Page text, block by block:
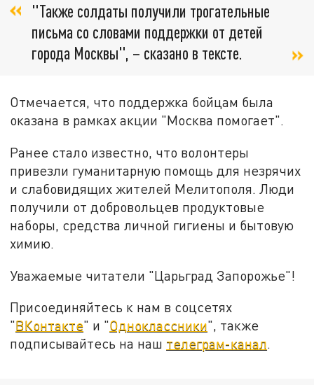
"Также солдаты получили трогательные
письма со словами поддержки от детей
города Москвы", – сказано в тексте.
Отмечается, что поддержка бойцам была
оказана в рамках акции "Москва помогает".
Ранее стало известно, что волонтеры
привезли гуманитарную помощь для незрячих
и слабовидящих жителей Мелитополя. Люди
получили от добровольцев продуктовые
наборы, средства личной гигиены и бытовую
химию.
Уважаемые читатели "Царьград Запорожье"!
Присоединяйтесь к нам в соцсетях
"ВКонтакте" и "Одноклассники", также
подписывайтесь на наш телеграм-канал.